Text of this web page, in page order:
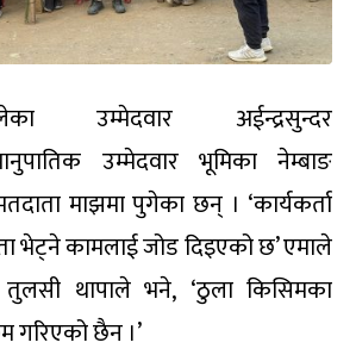
उम्मेदवार
अईन्द्रसुन्दर
उम्मेदवार भूमिका नेम्बाङ
माझमा पुगेका छन् । ‘कार्यकर्ता
भेट्ने कामलाई जोड दिइएको छ’ एमाले
थापाले भने, ‘ठुला किसिमका
गरिएको छैन ।’